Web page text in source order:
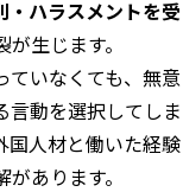
・ハラスメントを受
生じます。
ていなくても、無意
言動を選択してしま
国人材と働いた経験
あります。